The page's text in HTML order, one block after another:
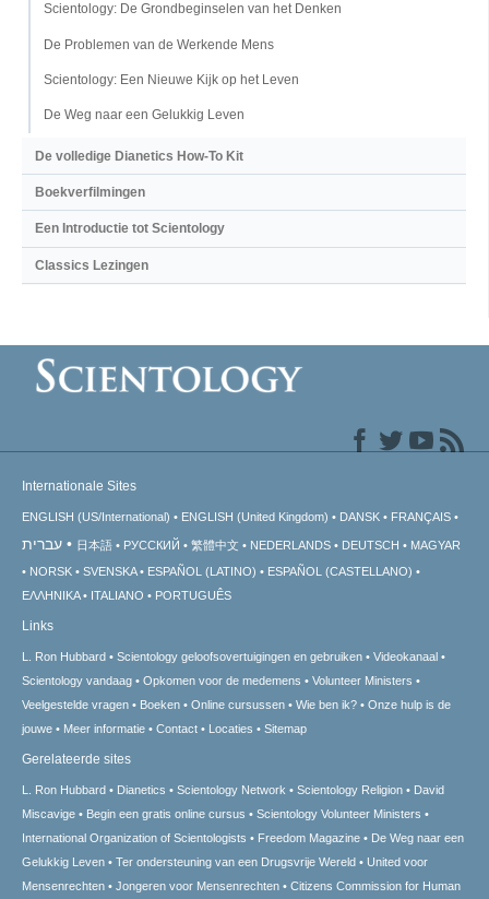
Scientology: De Grondbeginselen van het Denken
De Problemen van de Werkende Mens
Scientology: Een Nieuwe Kijk op het Leven
De Weg naar een Gelukkig Leven
De volledige Dianetics How-To Kit
Boekverfilmingen
Een Introductie tot Scientology
Classics Lezingen
Internationale Sites
ENGLISH (US/International) ENGLISH (United Kingdom) DANSK FRANÇAIS
עברית 日本語 РУССКИЙ 繁體中文 NEDERLANDS DEUTSCH
MAGYAR
NORSK
SVENSKA ESPAÑOL (LATINO)
ESPAÑOL (CASTELLANO)
ΕΛΛΗΝΙΚA
ITALIANO PORTUGUÊS
Links
L. Ron Hubbard Scientology geloofsovertuigingen en gebruiken
Videokanaal
Scientology vandaag
Opkomen voor de medemens
Volunteer Ministers
Veelgestelde vragen
Boeken Online cursussen Wie ben ik?
Onze hulp is de
jouwe
Meer informatie Contact Locaties Sitemap
Gerelateerde sites
L. Ron Hubbard Dianetics Scientology Network Scientology Religion
David
Miscavige
Begin een gratis online cursus
Scientology Volunteer Ministers
International Organization of Scientologists
Freedom Magazine
De Weg naar een
Gelukkig Leven
Ter ondersteuning van een Drugsvrije Wereld
United voor
Mensenrechten
Jongeren voor Mensenrechten Citizens Commission for Human